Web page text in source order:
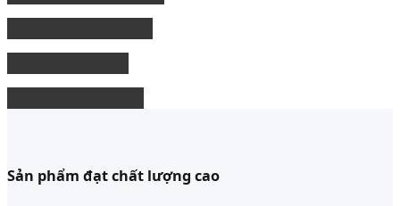
Sản phẩm đạt chất lượng cao